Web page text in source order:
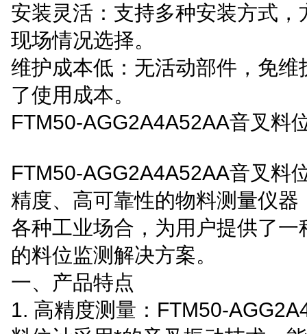
安装灵活：支持多种安装方式，
现场情况选择。
维护成本低：无活动部件，免维
了使用成本。
FTM50-AGG2A4A52AA音叉料
FTM50-AGG2A4A52AA音叉料
精度、高可靠性的物料测量仪器
各种工业场合，为用户提供了一
的料位监测解决方案。
一、产品特点
1. 高精度测量：FTM50-